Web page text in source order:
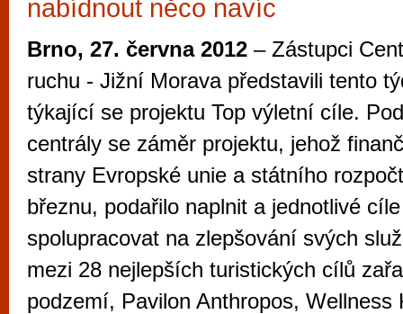
nabídnout něco navíc
Brno, 27. června 2012 – Zástupci
ruchu - Jižní Morava představili tento
týkající se projektu Top výletní cíle.
centrály se záměr projektu, jehož
strany Evropské unie a státního
březnu, podařilo naplnit a jednotlivé
spolupracovat na zlepšování svých
mezi 28 nejlepších turistických cílů
podzemí, Pavilon Anthropos, Wellness
Brně: Od
Brno je
zajímavé
restaurace,
Mimo jiné je ale také místem, kde si
vyzkoušet různé kasinové hry. V
metropoli naleznete širokou nabídku her
po moderní automaty jak pro pravidelné
příležitostné hráče. V...